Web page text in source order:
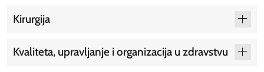
Kirurgija
Kvaliteta, upravljanje i organizacija u zdravstvu